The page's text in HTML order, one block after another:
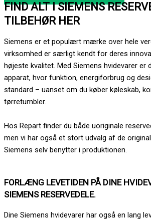
FIND ALT I SIEMENS
TILBEHØR HER
Siemens er et populært mærke over hele
virksomhed er særligt kendt for deres
højeste kvalitet. Med Siemens hvidevarer er
apparat, hvor funktion, energiforbrug og
standard – uanset om du køber køleskab,
tørretumbler.
Hos Repart finder du både uoriginale
men vi har også et stort udvalg af de
Siemens selv benytter i produktionen.
FORLÆNG LEVETIDEN PÅ DINE
SIEMENS RESERVEDELE.
Dine Siemens hvidevarer har også en lang